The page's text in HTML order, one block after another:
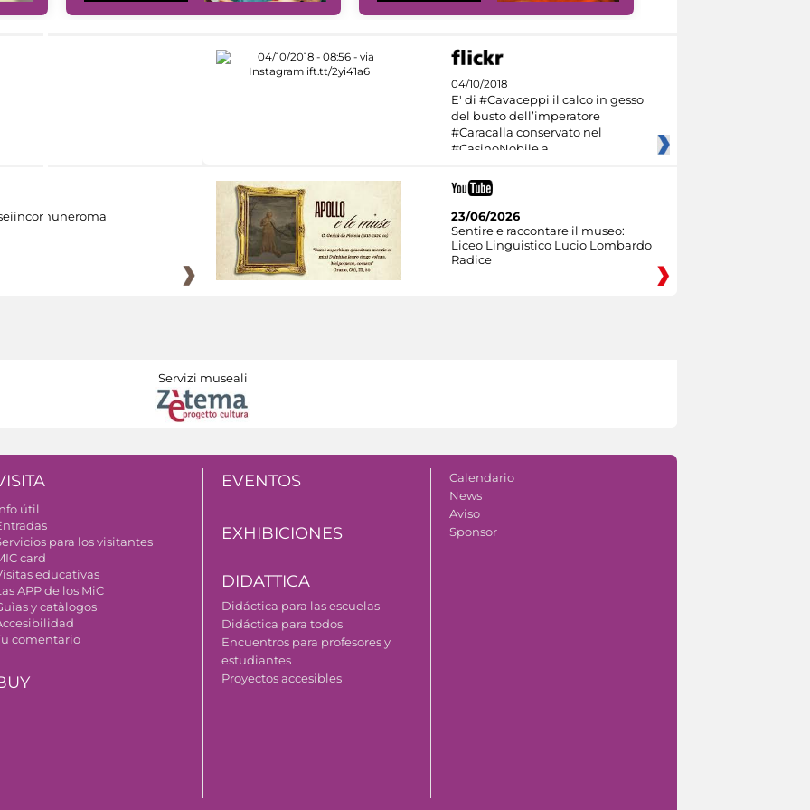
04/10/2018
E' di #Cavaceppi il calco in gesso
del busto dell’imperatore
#Caracalla conservato nel
#CasinoNobile a
23/06/2026
Sentire e raccontare il museo:
Liceo Linguistico Lucio Lombardo
Radice
Servizi museali
útil
para los visitantes
card
educativas
APP de los MiC
y catàlogos
comentario
EVENTOS
EXHIBICIONES
DIDATTICA
Didáctica para las escuelas
Didáctica para todos
Encuentros para profesores y
estudiantes
Proyectos accesibles
Calendario
News
Aviso
Sponsor